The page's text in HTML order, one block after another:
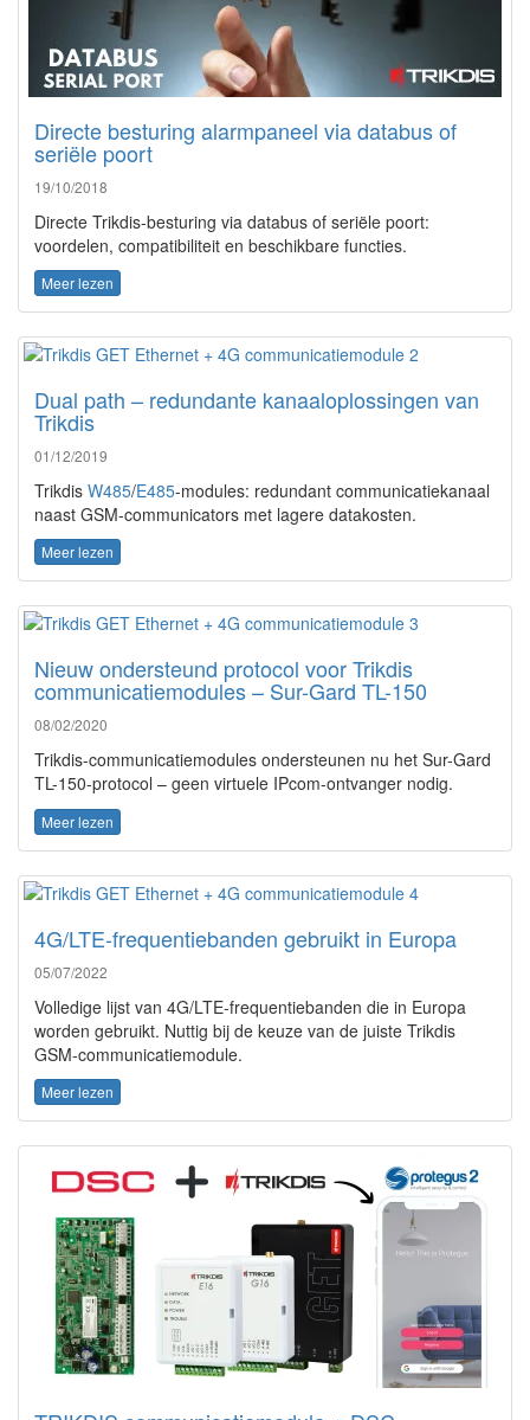
Directe besturing alarmpaneel via databus of
seriële poort
19/10/2018
Directe Trikdis-besturing via databus of seriële poort:
voordelen, compatibiliteit en beschikbare functies.
Meer lezen
Dual path – redundante kanaaloplossingen van
Trikdis
01/12/2019
Trikdis W485/E485-modules: redundant communicatiekanaal
naast GSM-communicators met lagere datakosten.
Meer lezen
Nieuw ondersteund protocol voor Trikdis
communicatiemodules – Sur-Gard TL-150
08/02/2020
Trikdis-communicatiemodules ondersteunen nu het Sur-Gard
TL-150-protocol – geen virtuele IPcom-ontvanger nodig.
Meer lezen
4G/LTE-frequentiebanden gebruikt in Europa
05/07/2022
Volledige lijst van 4G/LTE-frequentiebanden die in Europa
worden gebruikt. Nuttig bij de keuze van de juiste Trikdis
GSM-communicatiemodule.
Meer lezen